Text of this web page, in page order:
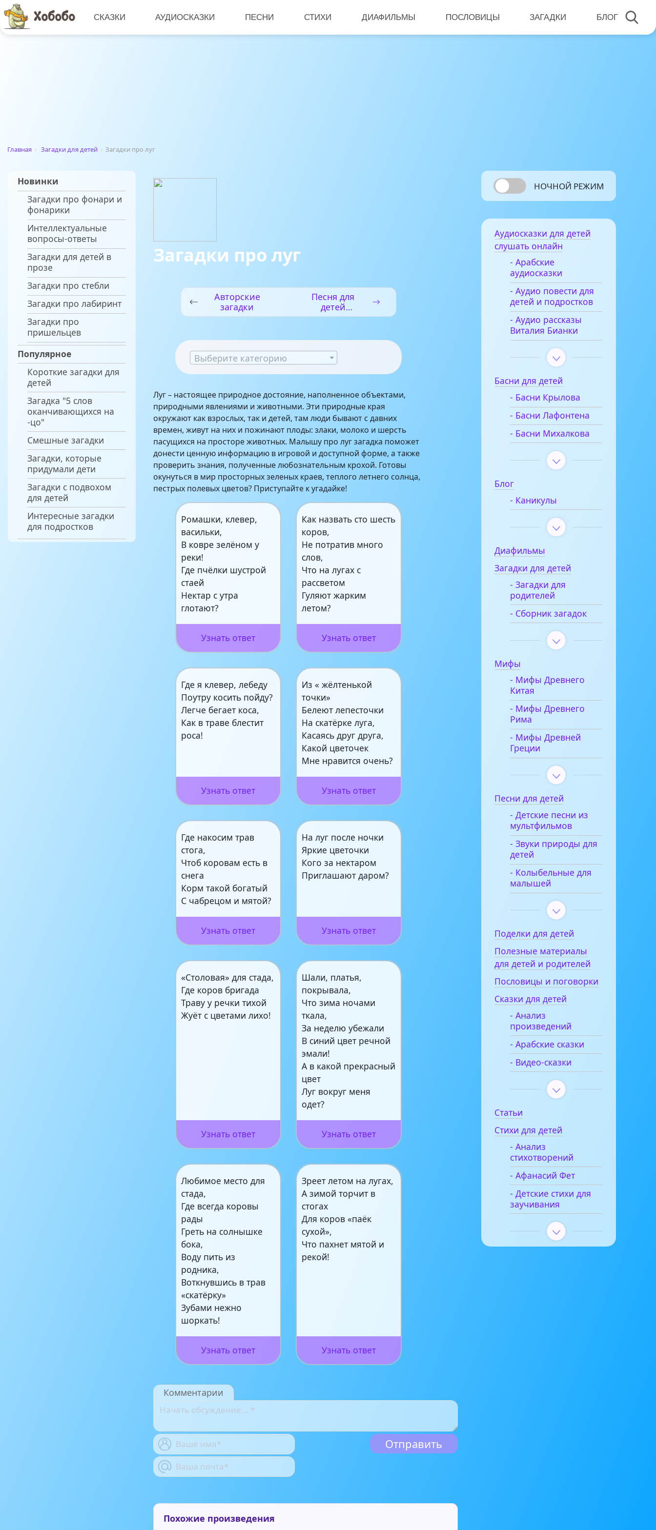
СКАЗКИ АУДИОСКАЗКИ ПЕСНИ СТИХИ ДИАФИЛЬМЫ ПОСЛОВИЦЫ ЗАГАДКИ БЛОГ
Главная › Загадки для детей › Загадки про луг
Новинки
Загадки про фонари и
фонарики
Интеллектуальные
вопросы-ответы
Загадки для детей в
прозе
Загадки про стебли
Загадки про лабиринт
Загадки про
пришельцев
Популярное
Короткие загадки для
детей
Загадка "5 слов
оканчивающихся на
-цо"
Смешные загадки
Загадки, которые
придумали дети
Загадки с подвохом
для детей
Интересные загадки
для подростков
Загадки про луг
Авторские
загадки
Песня для
детей
«Новогодняя
Выберите категорию
Луг – настоящее природное достояние, наполненное объектами,
природными явлениями и животными. Эти природные края
окружают как взрослых, так и детей, там люди бывают с давних
времен, живут на них и пожинают плоды: злаки, молоко и шерсть
пасущихся на просторе животных. Малышу про луг загадка поможет
донести ценную информацию в игровой и доступной форме, а также
проверить знания, полученные любознательным крохой. Готовы
окунуться в мир просторных зеленых краев, теплого летнего солнца,
пестрых полевых цветов? Приступайте к угадайке!
Ромашки, клевер,
васильки,
В ковре зелёном у
реки!
Где пчёлки шустрой
стаей
Нектар с утра
глотают?
Узнать ответ
Как назвать сто шесть
коров,
Не потратив много
слов,
Что на лугах с
рассветом
Гуляют жарким
летом?
Узнать ответ
Где я клевер, лебеду
Поутру косить пойду?
Легче бегает коса,
Как в траве блестит
роса!
Узнать ответ
Из « жёлтенькой
точки»
Белеют лепесточки
На скатёрке луга,
Касаясь друг друга,
Какой цветочек
Мне нравится очень?
Узнать ответ
Где накосим трав
стога,
Чтоб коровам есть в
снега
Корм такой богатый
С чабрецом и мятой?
Узнать ответ
На луг после ночки
Яркие цветочки
Кого за нектаром
Приглашают даром?
Узнать ответ
«Столовая» для стада,
Где коров бригада
Траву у речки тихой
Жуёт с цветами лихо!
Узнать ответ
Шали, платья,
покрывала,
Что зима ночами
ткала,
За неделю убежали
В синий цвет речной
эмали!
А в какой прекрасный
цвет
Луг вокруг меня
одет?
Узнать ответ
Любимое место для
стада,
Где всегда коровы
рады
Греть на солнышке
бока,
Воду пить из
родника,
Воткнувшись в трав
«скатёрку»
Зубами нежно
шоркать!
Узнать ответ
Зреет летом на лугах,
А зимой торчит в
стогах
Для коров «паёк
сухой»,
Что пахнет мятой и
рекой!
Узнать ответ
Комментарии
Похожие произведения
НОЧНОЙ РЕЖИМ
Аудиосказки для детей
слушать онлайн
- Арабские
аудиосказки
- Аудио повести для
детей и подростков
- Аудио рассказы
Виталия Бианки
Басни для детей
- Басни Крылова
- Басни Лафонтена
- Басни Михалкова
Блог
- Каникулы
Диафильмы
Загадки для детей
- Загадки для
родителей
- Сборник загадок
Мифы
- Мифы Древнего
Китая
- Мифы Древнего
Рима
- Мифы Древней
Греции
Песни для детей
- Детские песни из
мультфильмов
- Звуки природы для
детей
- Колыбельные для
малышей
Поделки для детей
Полезные материалы
для детей и родителей
Пословицы и поговорки
Сказки для детей
- Анализ
произведений
- Арабские сказки
- Видео-сказки
Статьи
Стихи для детей
- Анализ
стихотворений
- Афанасий Фет
- Детские стихи для
заучивания